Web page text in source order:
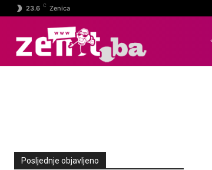
23.6 C Zenica
Posljednje objavljeno